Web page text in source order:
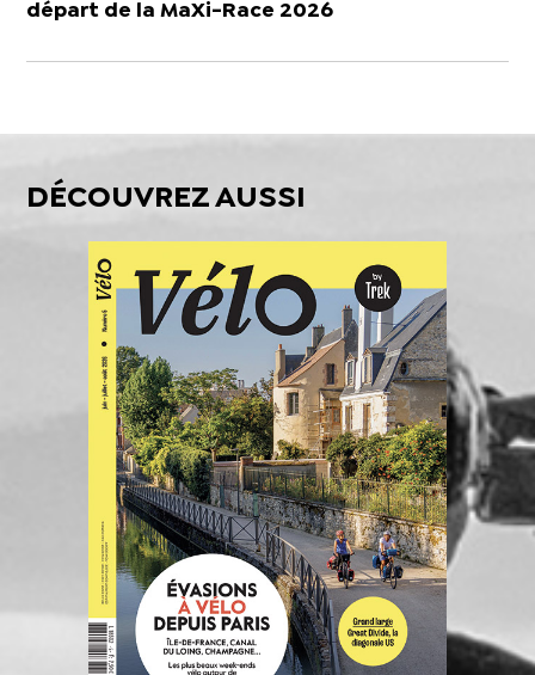
départ de la MaXi-Race 2026
DÉCOUVREZ AUSSI